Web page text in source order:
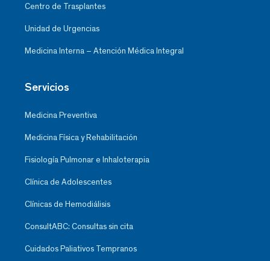
Centro de Trasplantes
Unidad de Urgencias
Medicina Interna – Atención Médica Integral
Servicios
Medicina Preventiva
Medicina Física y Rehabilitación
Fisiología Pulmonar e Inhaloterapia
Clínica de Adolescentes
Clínicas de Hemodiálisis
ConsultABC: Consultas sin cita
Cuidados Paliativos Tempranos